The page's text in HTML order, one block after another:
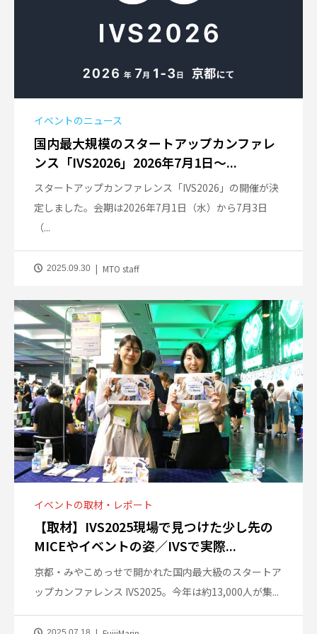
イベントのニュース
国内最大規模のスタートアップカンファレ
ンス「IVS2026」2026年7月1日〜...
スタートアップカンファレンス「IVS2026」の開催が決
定しました。会期は2026年7月1日（水）から7月3日
（...
2025.09.30 MTO staff
イベントの取材・レポート
【取材】IVS2025現場で見つけた少し先の
MICEやイベントの姿／IVSで実際...
京都・みやこめっせで開かれた国内最大級のスタートア
ップカンファレンス IVS2025。今年は約13,000人が集...